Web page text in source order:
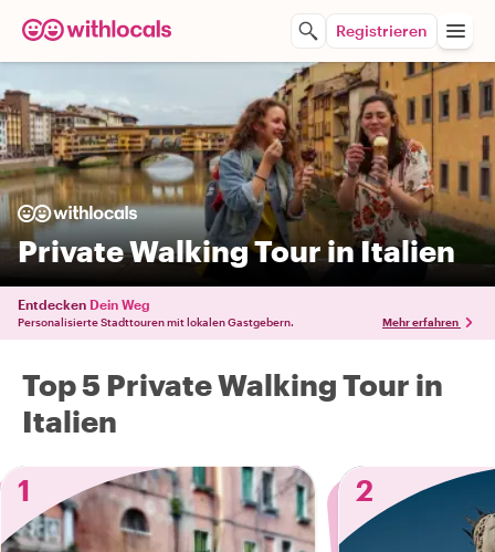
Registrieren
Private Walking Tour in Italien
Entdecken Dein Weg
Personalisierte Stadttouren mit lokalen Gastgebern. Mehr erfahren
Top 5 Private Walking Tour in
Italien
1
2